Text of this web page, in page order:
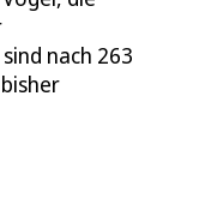
nach 263